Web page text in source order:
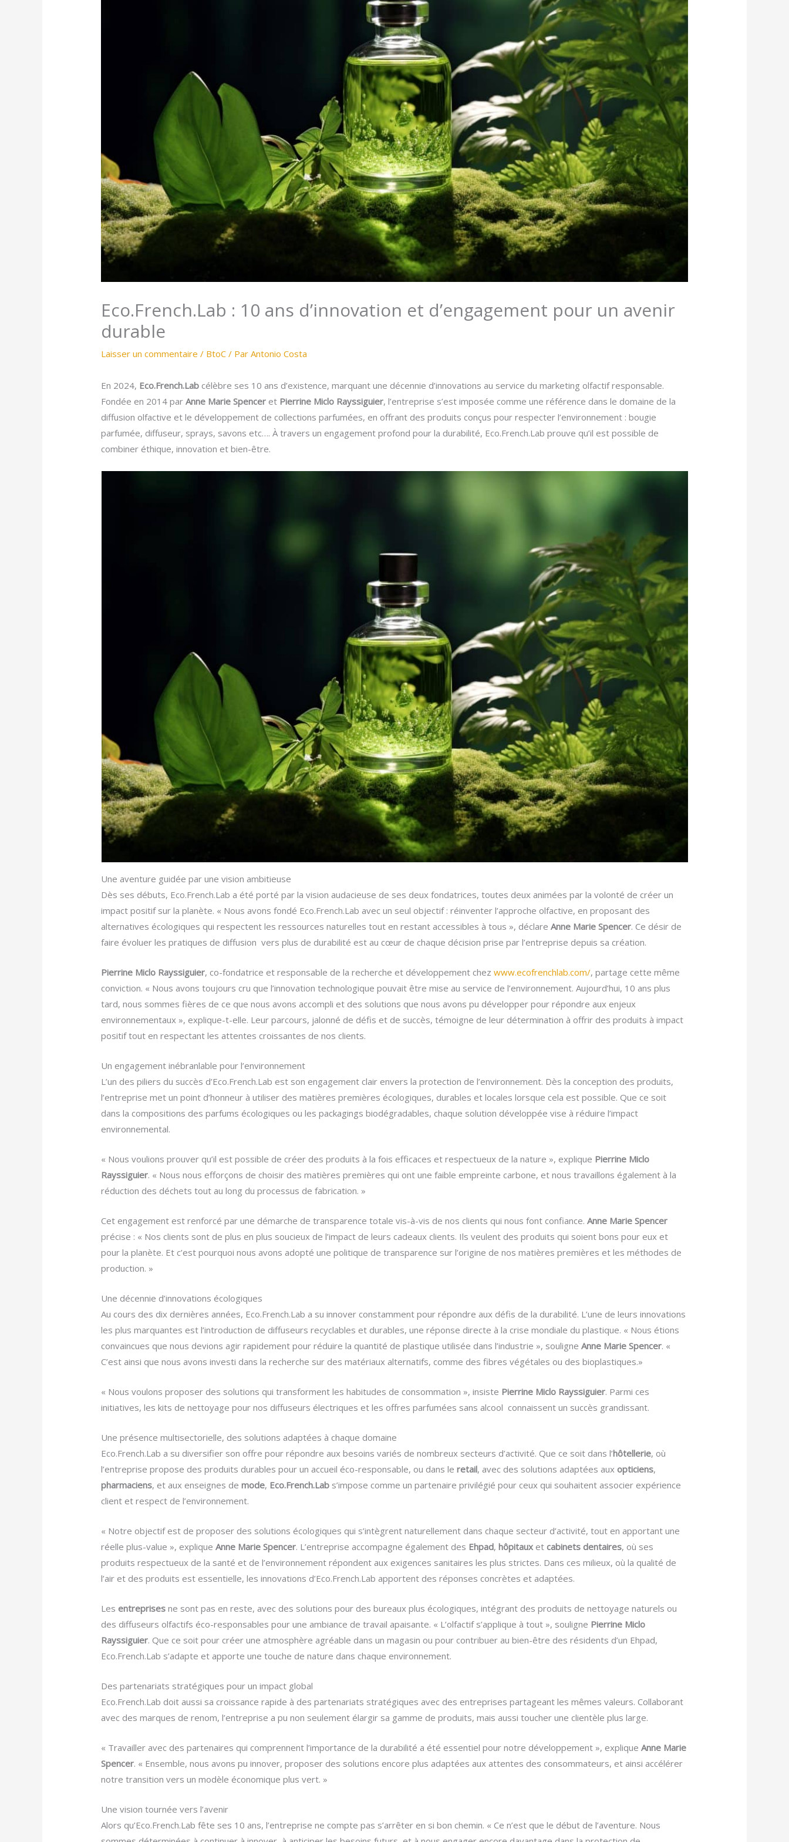
Eco.French.Lab : 10 ans d’innovation et d’engagement pour un avenir
durable
Laisser un commentaire / BtoC / ParAntonio Costa
En 2024, Eco.French.Lab célèbre ses 10 ans d’existence, marquant une décennie d’innovations au service du marketing olfactif responsable.
Fondée en 2014 parAnne Marie Spencer et Pierrine Miclo Rayssiguier, l’entreprise s’est imposée comme une référence dans le domaine de la
diffusion olfactive et le développement de collections parfumées, en offrant des produits conçus pour respecter l’environnement : bougie
parfumée, diffuseur, sprays, savons etc…. À travers un engagement profond pour la durabilité, Eco.French.Lab prouve qu’il est possible de
combiner éthique, innovation et bien-être.
Une aventure guidée par une vision ambitieuse
Dès ses débuts, Eco.French.Lab a été porté par la vision audacieuse de ses deux fondatrices, toutes deux animées par la volonté de créer un
impact positif sur la planète. « Nous avons fondé Eco.French.Lab avec un seul objectif : réinventer l’approche olfactive, en proposant des
alternatives écologiques qui respectent les ressources naturelles tout en restant accessibles à tous », déclareAnne Marie Spencer. Ce désir de
faire évoluer les pratiques de diffusion vers plus de durabilité est au cœur de chaque décision prise par l’entreprise depuis sa création.
Pierrine Miclo Rayssiguier, co-fondatrice et responsable de la recherche et développement chezwww.ecofrenchlab.com/, partage cette même
conviction. « Nous avons toujours cru que l’innovation technologique pouvait être mise au service de l’environnement. Aujourd’hui, 10 ans plus
tard, nous sommes fières de ce que nous avons accompli et des solutions que nous avons pu développer pour répondre aux enjeux
environnementaux », explique-t-elle. Leur parcours, jalonné de défis et de succès, témoigne de leur détermination à offrir des produits à impact
positif tout en respectant les attentes croissantes de nos clients.
Un engagement inébranlable pour l’environnement
L’un des piliers du succès d’Eco.French.Lab est son engagement clair envers la protection de l’environnement. Dès la conception des produits,
l’entreprise met un point d’honneur à utiliser des matières premières écologiques, durables et locales lorsque cela est possible. Que ce soit
dans la compositions des parfums écologiques ou les packagings biodégradables, chaque solution développée vise à réduire l’impact
environnemental.
« Nous voulions prouver qu’il est possible de créer des produits à la fois efficaces et respectueux de la nature », explique Pierrine Miclo
Rayssiguier. « Nous nous efforçons de choisir des matières premières qui ont une faible empreinte carbone, et nous travaillons également à la
réduction des déchets tout au long du processus de fabrication. »
Cet engagement est renforcé par une démarche de transparence totale vis-à-vis de nos clients qui nous font confiance.Anne Marie Spencer
précise : « Nos clients sont de plus en plus soucieux de l’impact de leurs cadeaux clients. Ils veulent des produits qui soient bons pour eux et
pour la planète. Et c’est pourquoi nous avons adopté une politique de transparence sur l’origine de nos matières premières et les méthodes de
production. »
Une décennie d’innovations écologiques
Au cours des dix dernières années, Eco.French.Lab a su innover constamment pour répondre aux défis de la durabilité. L’une de leurs innovations
les plus marquantes est l’introduction de diffuseurs recyclables et durables, une réponse directe à la crise mondiale du plastique. « Nous étions
convaincues que nous devions agir rapidement pour réduire la quantité de plastique utilisée dans l’industrie », souligneAnne Marie Spencer. «
C’est ainsi que nous avons investi dans la recherche sur des matériaux alternatifs, comme des fibres végétales ou des bioplastiques.»
« Nous voulons proposer des solutions qui transforment les habitudes de consommation », insiste Pierrine Miclo Rayssiguier. Parmi ces
initiatives, les kits de nettoyage pour nos diffuseurs électriques et les offres parfumées sans alcool connaissent un succès grandissant.
Une présence multisectorielle, des solutions adaptées à chaque domaine
Eco.French.Lab a su diversifier son offre pour répondre aux besoins variés de nombreux secteurs d’activité. Que ce soit dans l’hôtellerie, où
l’entreprise propose des produits durables pour un accueil éco-responsable, ou dans leretail, avec des solutions adaptées auxopticiens,
pharmaciens, et aux enseignes demode, Eco.French.Lab s’impose comme un partenaire privilégié pour ceux qui souhaitent associer expérience
client et respect de l’environnement.
« Notre objectif est de proposer des solutions écologiques qui s’intègrent naturellement dans chaque secteur d’activité, tout en apportant une
réelle plus-value », expliqueAnne Marie Spencer. L’entreprise accompagne également des Ehpad,hôpitaux etcabinets dentaires, où ses
produits respectueux de la santé et de l’environnement répondent aux exigences sanitaires les plus strictes. Dans ces milieux, où la qualité de
l’air et des produits est essentielle, les innovations d’Eco.French.Lab apportent des réponses concrètes et adaptées.
Lesentreprises ne sont pas en reste, avec des solutions pour des bureaux plus écologiques, intégrant des produits de nettoyage naturels ou
des diffuseurs olfactifs éco-responsables pour une ambiance de travail apaisante. « L’olfactif s’applique à tout », souligne Pierrine Miclo
Rayssiguier. Que ce soit pour créer une atmosphère agréable dans un magasin ou pour contribuer au bien-être des résidents d’un Ehpad,
Eco.French.Lab s’adapte et apporte une touche de nature dans chaque environnement.
Des partenariats stratégiques pour un impact global
Eco.French.Lab doit aussi sa croissance rapide à des partenariats stratégiques avec des entreprises partageant les mêmes valeurs. Collaborant
avec des marques de renom, l’entreprise a pu non seulement élargir sa gamme de produits, mais aussi toucher une clientèle plus large.
« Travailler avec des partenaires qui comprennent l’importance de la durabilité a été essentiel pour notre développement », expliqueAnne Marie
Spencer. « Ensemble, nous avons pu innover, proposer des solutions encore plus adaptées aux attentes des consommateurs, et ainsi accélérer
notre transition vers un modèle économique plus vert. »
Une vision tournée vers l’avenir
Alors qu’Eco.French.Lab fête ses 10 ans, l’entreprise ne compte pas s’arrêter en si bon chemin. « Ce n’est que le début de l’aventure. Nous